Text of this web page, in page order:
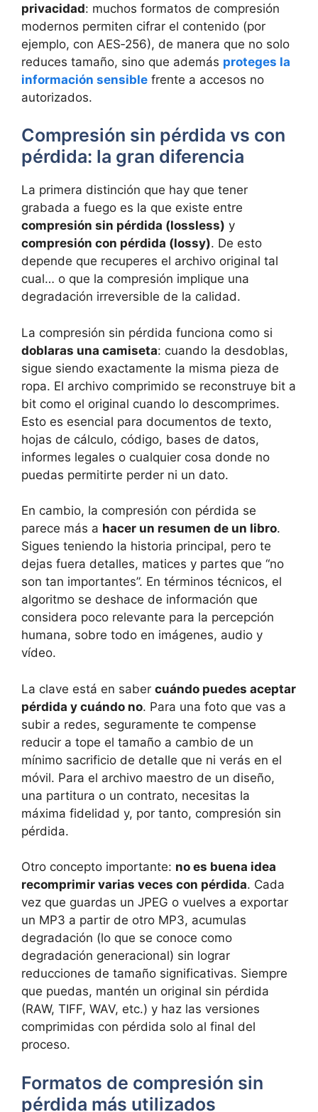
privacidad: muchos formatos de compresión
modernos permiten cifrar el contenido (por
ejemplo, con AES‑256), de manera que no solo
reduces tamaño, sino que además proteges la
información sensible frente a accesos no
autorizados.
Compresión sin pérdida vs con
pérdida: la gran diferencia
La primera distinción que hay que tener
grabada a fuego es la que existe entre
compresión sin pérdida (lossless) y
compresión con pérdida (lossy). De esto
depende que recuperes el archivo original tal
cual… o que la compresión implique una
degradación irreversible de la calidad.
La compresión sin pérdida funciona como si
doblaras una camiseta: cuando la desdoblas,
sigue siendo exactamente la misma pieza de
ropa. El archivo comprimido se reconstruye bit a
bit como el original cuando lo descomprimes.
Esto es esencial para documentos de texto,
hojas de cálculo, código, bases de datos,
informes legales o cualquier cosa donde no
puedas permitirte perder ni un dato.
En cambio, la compresión con pérdida se
parece más a hacer un resumen de un libro.
Sigues teniendo la historia principal, pero te
dejas fuera detalles, matices y partes que “no
son tan importantes”. En términos técnicos, el
algoritmo se deshace de información que
considera poco relevante para la percepción
humana, sobre todo en imágenes, audio y
vídeo.
La clave está en saber cuándo puedes aceptar
pérdida y cuándo no. Para una foto que vas a
subir a redes, seguramente te compense
reducir a tope el tamaño a cambio de un
mínimo sacrificio de detalle que ni verás en el
móvil. Para el archivo maestro de un diseño,
una partitura o un contrato, necesitas la
máxima fidelidad y, por tanto, compresión sin
pérdida.
Otro concepto importante: no es buena idea
recomprimir varias veces con pérdida. Cada
vez que guardas un JPEG o vuelves a exportar
un MP3 a partir de otro MP3, acumulas
degradación (lo que se conoce como
degradación generacional) sin lograr
reducciones de tamaño significativas. Siempre
que puedas, mantén un original sin pérdida
(RAW, TIFF, WAV, etc.) y haz las versiones
comprimidas con pérdida solo al final del
proceso.
Formatos de compresión sin
pérdida más utilizados